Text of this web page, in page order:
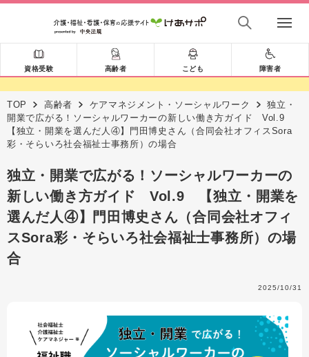
資格受験 高齢者 こども 障害者
TOP 高齢者 ケアマネジメント・ソーシャルワーク
独立・
開業で広がる！ソーシャルワーカーの新しい働き方ガイド Vol.9
【独立・開業を選んだ人④】門田博史さん（合同会社オフィスSora
彩・そらいろ社会福祉士事務所）の場合
独立・開業で広がる！ソーシャルワーカーの
新しい働き方ガイド Vol.9 【独立・開業を
選んだ人④】門田博史さん（合同会社オフィ
スSora彩・そらいろ社会福祉士事務所）の場
合
2025/10/31